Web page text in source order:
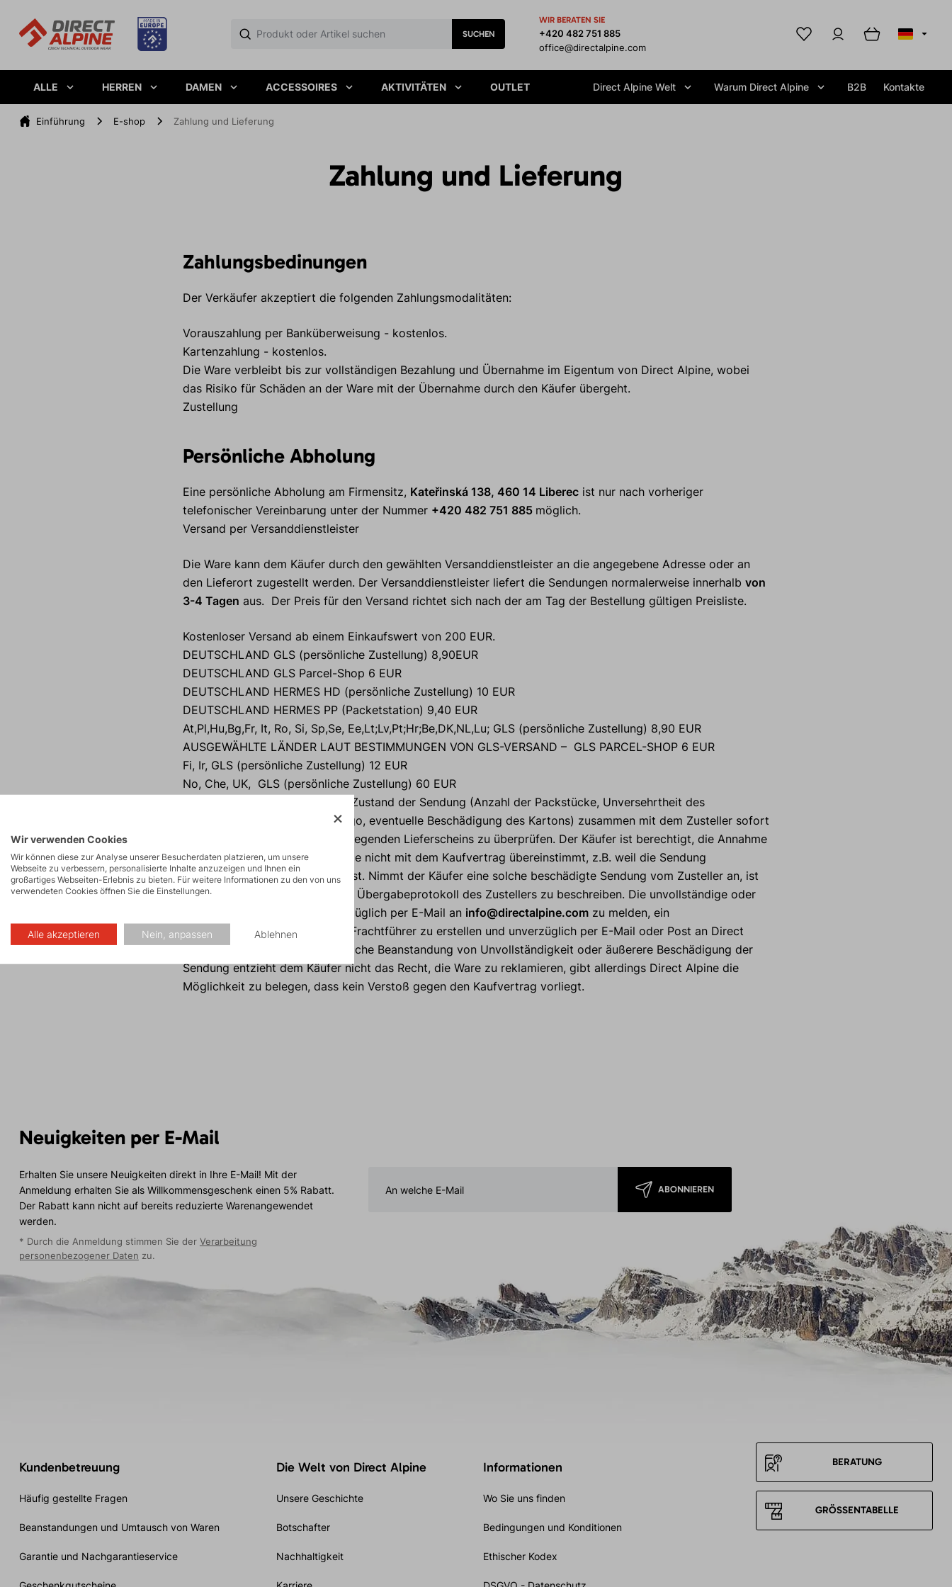
SUCHEN
WIR BERATEN SIE
+420 482 751 885
office@directalpine.com
ALLE HERREN DAMEN ACCESSOIRES AKTIVITÄTEN OUTLET Direct Alpine Welt Warum Direct Alpine B2B Kontakte
Einführung E-shop Zahlung und Lieferung
Zahlung und Lieferung
Zahlungsbedinungen
Der Verkäufer akzeptiert die folgenden Zahlungsmodalitäten:
Vorauszahlung per Banküberweisung - kostenlos.
Kartenzahlung - kostenlos.
Die Ware verbleibt bis zur vollständigen Bezahlung und Übernahme im Eigentum von Direct Alpine, wobei
das Risiko für Schäden an der Ware mit der Übernahme durch den Käufer übergeht.
Zustellung
Persönliche Abholung
Eine persönliche Abholung am Firmensitz, Kateřinská 138, 460 14 Liberecist nur nach vorheriger
telefonischer Vereinbarung unter der Nummer +420 482 751 885 möglich.
Versand per Versanddienstleister
Die Ware kann dem Käufer durch den gewählten Versanddienstleister an die angegebene Adresse oder an
den Lieferort zugestellt werden. Der Versanddienstleister liefert die Sendungen normalerweise innerhalb von
3-4 Tagen aus. Der Preis für den Versand richtet sich nach der am Tag der Bestellung gültigen Preisliste.
Kostenloser Versand ab einem Einkaufswert von 200 EUR.
DEUTSCHLAND GLS (persönliche Zustellung) 8,90EUR
DEUTSCHLAND GLS Parcel-Shop 6 EUR
DEUTSCHLAND HERMES HD (persönliche Zustellung) 10 EUR
DEUTSCHLAND HERMES PP (Packetstation) 9,40 EUR
At,Pl,Hu,Bg,Fr, It, Ro, Si, Sp,Se, Ee,Lt;Lv,Pt;Hr;Be,DK,NL,Lu; GLS (persönliche Zustellung) 8,90 EUR
AUSGEWÄHLTE LÄNDER LAUT BESTIMMUNGEN VON GLS-VERSAND – GLS PARCEL-SHOP 6 EUR
Fi, Ir, GLS (persönliche Zustellung) 12 EUR
No, Che, UK, GLS (persönliche Zustellung) 60 EUR
Der Käufer ist verpflichtet, den Zustand der Sendung (Anzahl der Packstücke, Unversehrtheit des
Klebebandes mit dem Firmenlogo, eventuelle Beschädigung des Kartons) zusammen mit dem Zusteller sofort
bei Anlieferung anhand des beiliegenden Lieferscheins zu überprüfen. Der Käufer ist berechtigt, die Annahme
einer Sendung zu verweigern, die nicht mit dem Kaufvertrag übereinstimmt, z.B. weil die Sendung
unvollständig oder beschädigt ist. Nimmt der Käufer eine solche beschädigte Sendung vom Zusteller an, ist
es erforderlich, den Schaden im Übergabeprotokoll des Zustellers zu beschreiben. Die unvollständige oder
beschädigte Sendung ist unverzüglich per E-Mail an info@directalpine.comzu melden, ein
Schadensprotokoll ist mit dem Frachtführer zu erstellen und unverzüglich per E-Mail oder Post an Direct
Alpine zu senden. Die nachträgliche Beanstandung von Unvollständigkeit oder äußerere Beschädigung der
Sendung entzieht dem Käufer nicht das Recht, die Ware zu reklamieren, gibt allerdings Direct Alpine die
Möglichkeit zu belegen, dass kein Verstoß gegen den Kaufvertrag vorliegt.
Neuigkeiten per E-Mail
Erhalten Sie unsere Neuigkeiten direkt in Ihre E-Mail! Mit der
Anmeldung erhalten Sie als Willkommensgeschenk einen 5% Rabatt.
Der Rabatt kann nicht auf bereits reduzierte Warenangewendet
werden.
* Durch die Anmeldung stimmen Sie der Verarbeitung
personenbezogener Daten zu.
ABONNIEREN
Kundenbetreuung
Häufig gestellte Fragen
Beanstandungen und Umtausch von Waren
Garantie und Nachgarantieservice
Die Welt von Direct Alpine
Unsere Geschichte
Botschafter
Nachhaltigkeit
Informationen
Wo Sie uns finden
Bedingungen und Konditionen
Ethischer Kodex
BERATUNG
GRÖSSENTABELLE
Wir verwenden Cookies
Wir können diese zur Analyse unserer Besucherdaten platzieren, um unsere
Webseite zu verbessern, personalisierte Inhalte anzuzeigen und Ihnen ein
großartiges Webseiten-Erlebnis zu bieten. Für weitere Informationen zu den von uns
verwendeten Cookies öffnen Sie die Einstellungen.
Alle akzeptieren Nein, anpassen Ablehnen